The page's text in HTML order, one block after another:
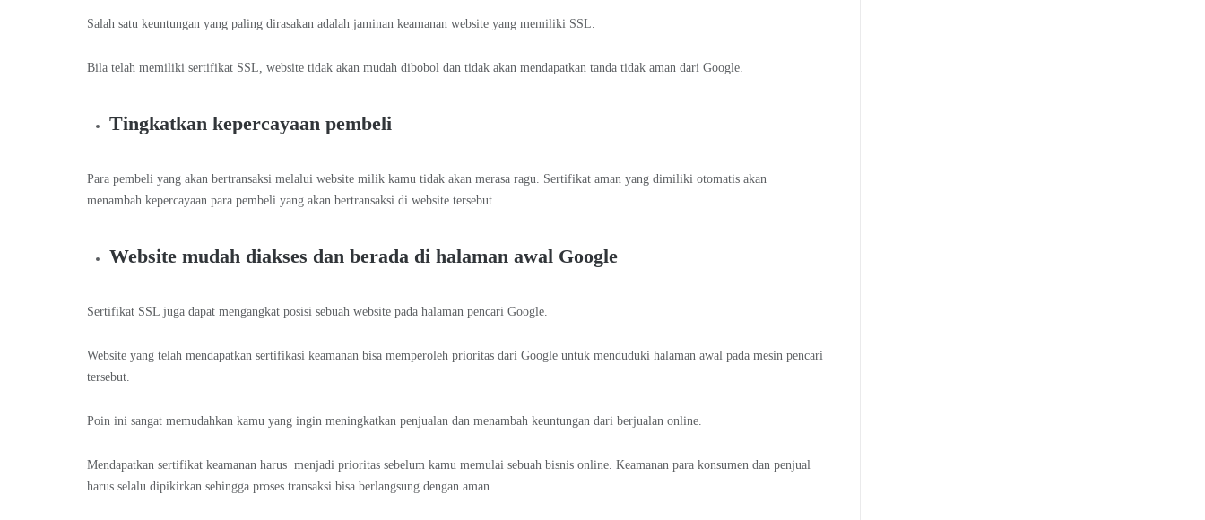
Salah satu keuntungan yang paling dirasakan adalah jaminan keamanan website yang memiliki SSL.
Bila telah memiliki sertifikat SSL, website tidak akan mudah dibobol dan tidak akan mendapatkan tanda tidak aman dari Google.
Tingkatkan kepercayaan pembeli
Para pembeli yang akan bertransaksi melalui website milik kamu tidak akan merasa ragu. Sertifikat aman yang dimiliki otomatis akan
menambah kepercayaan para pembeli yang akan bertransaksi di website tersebut.
Website mudah diakses dan berada di halaman awal Google
Sertifikat SSL juga dapat mengangkat posisi sebuah website pada halaman pencari Google.
Website yang telah mendapatkan sertifikasi keamanan bisa memperoleh prioritas dari Google untuk menduduki halaman awal pada mesin pencari
tersebut.
Poin ini sangat memudahkan kamu yang ingin meningkatkan penjualan dan menambah keuntungan dari berjualan online.
Mendapatkan sertifikat keamanan harus menjadi prioritas sebelum kamu memulai sebuah bisnis online. Keamanan para konsumen dan penjual
harus selalu dipikirkan sehingga proses transaksi bisa berlangsung dengan aman.